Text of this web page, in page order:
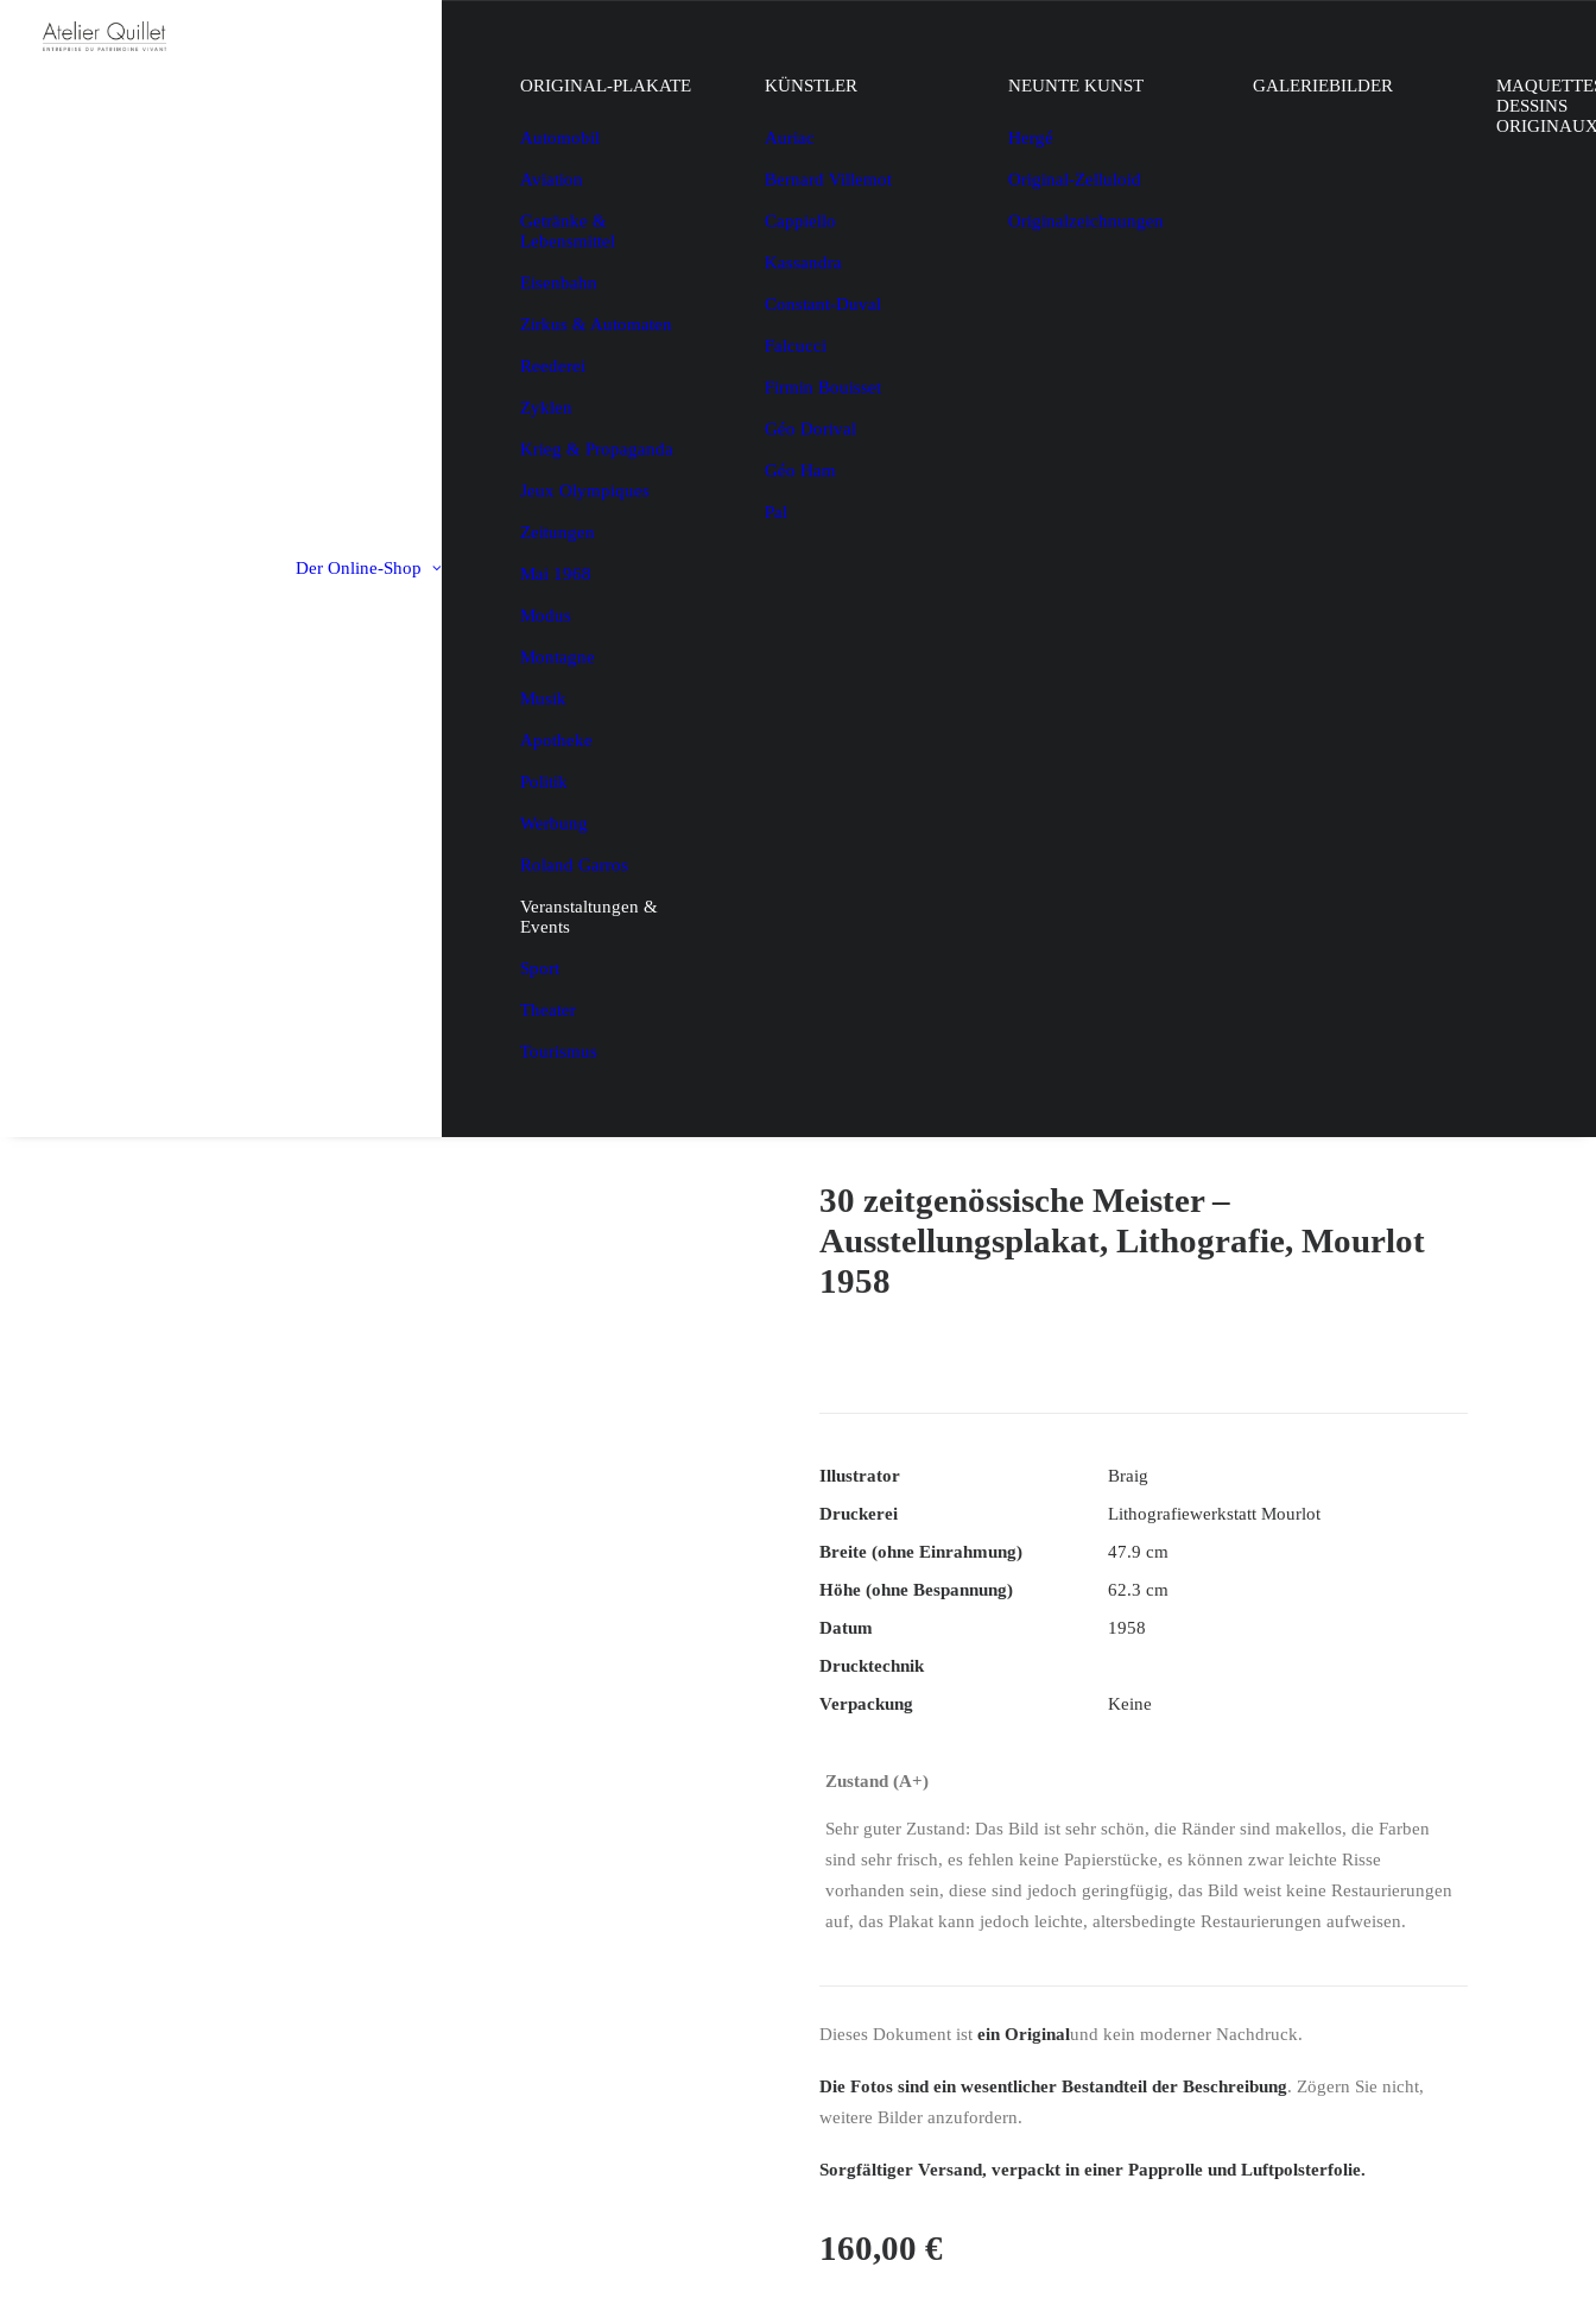
Der Online-Shop
ORIGINAL-PLAKATE
Automobil
Aviation
Getränke &
Lebensmittel
Eisenbahn
Zirkus & Automaten
Reederei
Zyklen
Krieg & Propaganda
Jeux Olympiques
Zeitungen
Mai 1968
Modus
Montagne
Musik
Apotheke
Politik
Werbung
Roland Garros
Veranstaltungen &
Events
Sport
Theater
Tourismus
KÜNSTLER
Auriac
Bernard Villemot
Cappiello
Kassandra
Constant-Duval
Falcucci
Firmin Bouisset
Géo Dorival
Géo Ham
Pal
NEUNTE KUNST
Hergé
Original-Zelluloid
Originalzeichnungen
GALERIEBILDER
DESSINS
30 zeitgenössische Meister –
Ausstellungsplakat, Lithografie, Mourlot
1958
Illustrator
Braig
Druckerei
Lithografiewerkstatt Mourlot
Breite (ohne Einrahmung)
47.9 cm
Höhe (ohne Bespannung)
62.3 cm
Datum
1958
Drucktechnik
Verpackung
Keine
Zustand (A+)
Sehr guter Zustand: Das Bild ist sehr schön, die Ränder sind makellos, die Farben
sind sehr frisch, es fehlen keine Papierstücke, es können zwar leichte Risse
vorhanden sein, diese sind jedoch geringfügig, das Bild weist keine Restaurierungen
auf, das Plakat kann jedoch leichte, altersbedingte Restaurierungen aufweisen.
Dieses Dokument ist ein Originalund kein moderner Nachdruck.
Die Fotos sind ein wesentlicher Bestandteil der Beschreibung. Zögern Sie nicht,
weitere Bilder anzufordern.
Sorgfältiger Versand, verpackt in einer Papprolle und Luftpolsterfolie.
160,00 €